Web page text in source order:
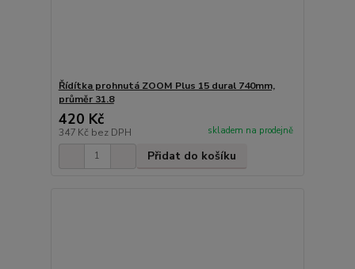
Řídítka prohnutá ZOOM Plus 15 dural 740mm,
průměr 31.8
420 Kč
347 Kč bez DPH skladem na prodejně
Přidat do košíku